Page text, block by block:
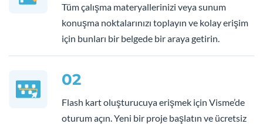
Tüm çalışma materyallerinizi veya sunum
konuşma noktalarınızı toplayın ve kolay erişim
için bunları bir belgede bir araya getirin.
02
Flash kart oluşturucuya erişmek için Visme’de
oturum açın. Yeni bir proje başlatın ve ücretsiz